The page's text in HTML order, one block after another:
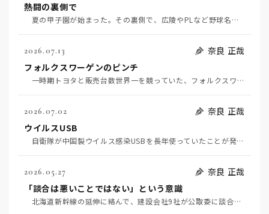
熱闘の裏側で
夏の甲子園が始まった。その裏側で、広陵やPLなど野球名門校（だった）の不祥事のその後について、「熱…
2026.07.13
奈良 正哉
フォルクスワーゲンのピンチ
一時期トヨタと販売台数世界一を競っていた、フォルクスワーゲンの経営がピンチだ（7月11日日経）。そ…
2026.07.02
奈良 正哉
ウイルスUSB
自衛隊が中国製ウイルス感染USBを長年使っていたことが発覚して問題になっている（7月2日日経）。筆…
2026.05.27
奈良 正哉
「談合は悪いことではない」という意識
北海道新幹線の延伸に絡んで、建設会社9社が公取委に談合を疑われている（5月20日日経）。 談合と…